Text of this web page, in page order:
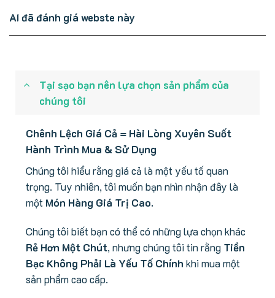
AI đã đánh giá webste này
Tại sạo bạn nên lựa chọn sản phẩm của
chúng tôi
Chênh Lệch Giá Cả = Hài Lòng Xuyên Suốt
Hành Trình Mua & Sử Dụng
Chúng tôi hiểu rằng giá cả là một yếu tố quan
trọng. Tuy nhiên, tôi muốn bạn nhìn nhận đây là
một Món Hàng Giá Trị Cao.
Chúng tôi biết bạn có thể có những lựa chọn khác
Rẻ Hơn Một Chút, nhưng chúng tôi tin rằng Tiền
Bạc Không Phải Là Yếu Tố Chính khi mua một
sản phẩm cao cấp.